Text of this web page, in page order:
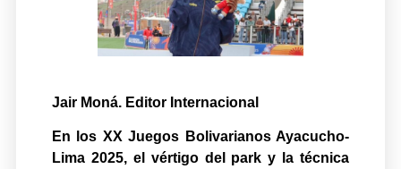
Jair Moná. Editor Internacional
En los XX Juegos Bolivarianos Ayacucho-
Lima 2025, el vértigo del park y la técnica